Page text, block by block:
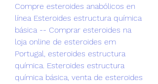
Compre esteroides anabólicos en
línea Esteroides estructura química
básica -- Comprar esteroides na
loja online de esteroides em
Portugal, esteroides estructura
química. Esteroides estructura
química básica, venta de esteroides